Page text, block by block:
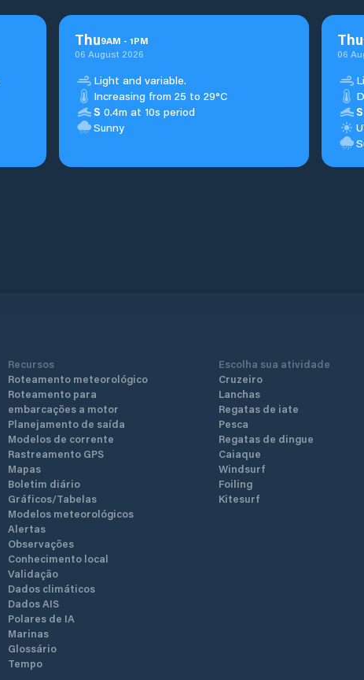
Thu9AM - 1PM
06 August 2026
Light and variable.
Increasing from 25 to 29°C
S 0.4m at 10s period
Sunny
Thu
06
S
Recursos
Roteamento meteorológico
Roteamento para
embarcações a motor
Planejamento de saída
Modelos de corrente
Rastreamento GPS
Mapas
Boletim diário
Gráficos/Tabelas
Modelos meteorológicos
Alertas
Observações
Conhecimento local
Validação
Dados climáticos
Dados AIS
Polares de IA
Marinas
Glossário
Tempo
Escolha sua atividade
Cruzeiro
Lanchas
Regatas de iate
Pesca
Regatas de dingue
Caiaque
Windsurf
Foiling
Kitesurf